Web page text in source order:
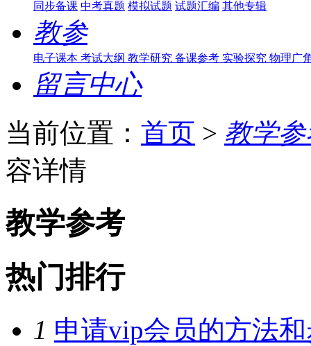
同步备课 中考真题 模拟试题 试题汇编 其他专辑
教参
电子课本 考试大纲 教学研究 备课参考 实验探究 物理广
留言中心
当前位置： 首页 > 教学
容详情
教学参考
热门排行
1 申请vip会员的方法